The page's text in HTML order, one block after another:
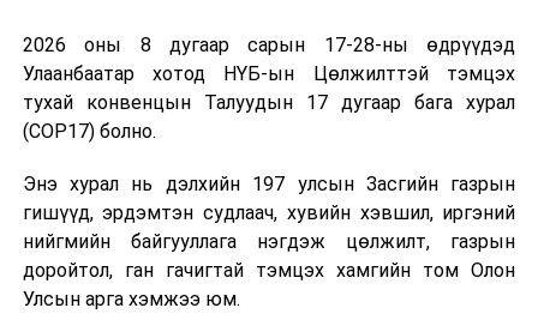
удирдлагын багийн шийдвэр судалгаа, шинжилгээ,
өгөгдөлд үндэслэн, шалтгаанд чиглэн гарч байна.
Нийслэлийн “тархи” болсон уг төвөөс гарсан
судалгааг Хотын дарга албан хаагчдад мөн
түгжрэлийн суурь болсон шалтгаан, өгөгдлүүдэд
үндэслэн гаргасан шийдэл, гарц гаргалгааг уулзалтад
ирсэн албан хаагчид дэмжиж байв. Түүнчлэн Гурван
суурьт хөтөлбөрийн хүрээнд цаашид хэрэгжүүлэх
арга хэмжээг танилцууллаа.
2026 оны 8 дугаар сарын 17-28-ны өдрүүдэд
Улаанбаатар хотод НҮБ-ын Цөлжилттэй тэмцэх
тухай конвенцын Талуудын 17 дугаар бага хурал
(COP17) болно.
Энэ хурал нь дэлхийн 197 улсын Засгийн газрын
гишүүд, эрдэмтэн судлаач, хувийн хэвшил, иргэний
нийгмийн байгууллага нэгдэж цөлжилт, газрын
доройтол, ган гачигтай тэмцэх хамгийн том Олон
Улсын арга хэмжээ юм.